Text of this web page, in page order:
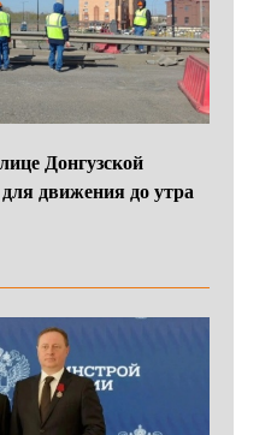
Донгузской
движения до утра